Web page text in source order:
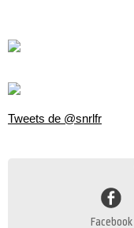
Tweets de @snrlfr
Facebook